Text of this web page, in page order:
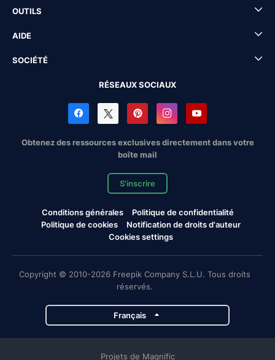
OUTILS
AIDE
SOCIÉTÉ
RÉSEAUX SOCIAUX
Obtenez des ressources exclusives directement dans votre
boîte mail
S'inscrire
Conditions générales
Politique de confidentialité
Politique de cookies
Notification de droits d'auteur
Cookies settings
Copyright © 2010-2026 Freepik Company S.L.U. Tous droits
réservés.
Français
Projets de Magnific